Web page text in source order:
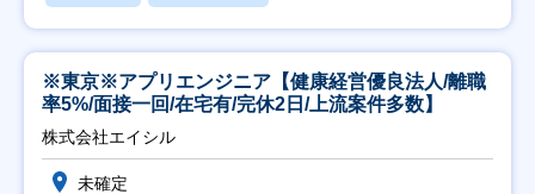
※東京※アプリエンジニア【健康経営優良法人/離職
率5%/面接一回/在宅有/完休2日/上流案件多数】
株式会社エイシル
未確定